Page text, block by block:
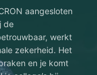
aangesloten
de
werkt
zekerheid. Het
en je komt